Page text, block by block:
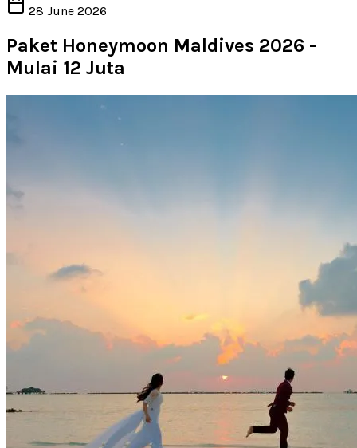
28 June 2026
Paket Honeymoon Maldives 2026 -
Mulai 12 Juta